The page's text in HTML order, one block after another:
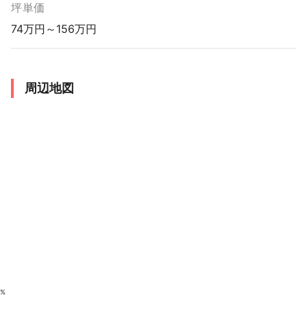
坪単価
74万円～156万円
周辺地図
%